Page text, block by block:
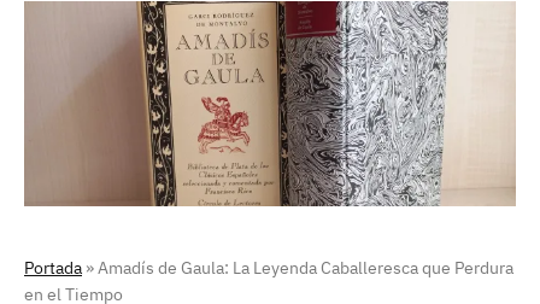
Portada »Amadís de Gaula: La Leyenda Caballeresca que Perdura
en el Tiempo